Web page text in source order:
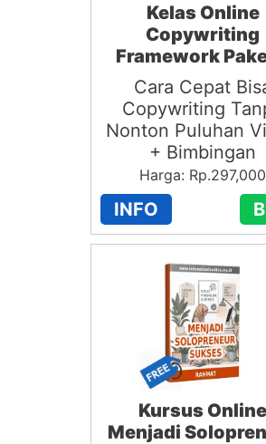
Kelas Online
Copywriting
Framework
Cara Cepat
Copywriting
Nonton Puluhan
+ Bimbingan
Harga: Rp.297,000
INFO
Kursus Online
Menjadi